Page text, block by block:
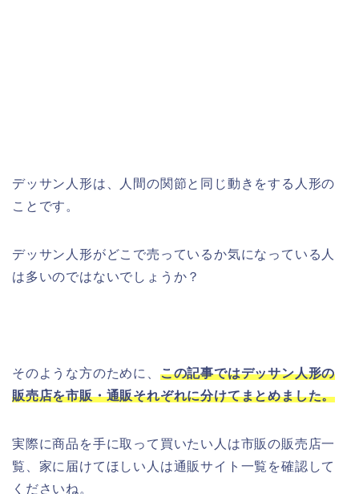
デッサン人形は、人間の関節と同じ動きをする人形の
ことです。
デッサン人形がどこで売っているか気になっている人
は多いのではないでしょうか？
そのような方のために、 この記事ではデッサン人形の
販売店を市販・通販それぞれに分けてまとめました。
実際に商品を手に取って買いたい人は市販の販売店一
覧、家に届けてほしい人は通販サイト一覧を確認して
くださいね。